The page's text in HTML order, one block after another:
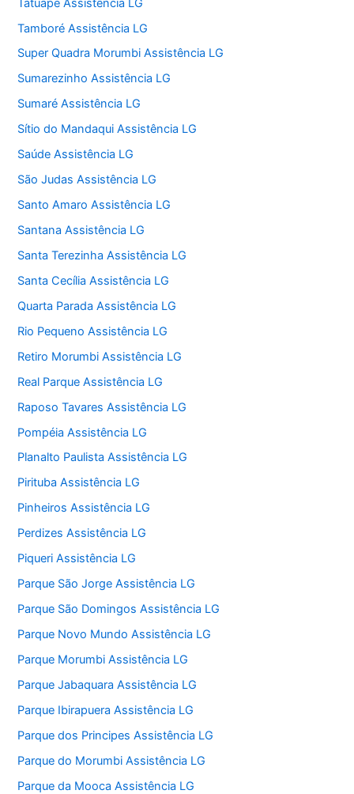
Tamboré Assistência LG
Super Quadra Morumbi Assistência LG
Sumarezinho Assistência LG
Sumaré Assistência LG
Sítio do Mandaqui Assistência LG
Saúde Assistência LG
São Judas Assistência LG
Santo Amaro Assistência LG
Santana Assistência LG
Santa Terezinha Assistência LG
Santa Cecília Assistência LG
Quarta Parada Assistência LG
Rio Pequeno Assistência LG
Retiro Morumbi Assistência LG
Real Parque Assistência LG
Raposo Tavares Assistência LG
Pompéia Assistência LG
Planalto Paulista Assistência LG
Pirituba Assistência LG
Pinheiros Assistência LG
Perdizes Assistência LG
Piqueri Assistência LG
Parque São Jorge Assistência LG
Parque São Domingos Assistência LG
Parque Novo Mundo Assistência LG
Parque Morumbi Assistência LG
Parque Jabaquara Assistência LG
Parque Ibirapuera Assistência LG
Parque dos Principes Assistência LG
Parque do Morumbi Assistência LG
Parque da Mooca Assistência LG